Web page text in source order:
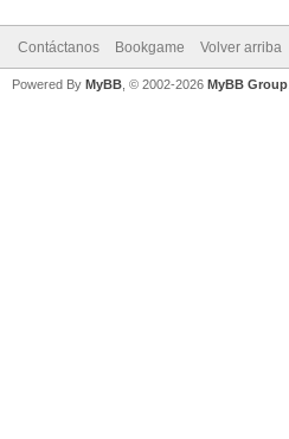
Contáctanos Bookgame Volver arriba
Powered By MyBB , © 2002-2026 MyBB Group